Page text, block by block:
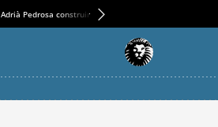
Adrià Pedrosa construirá la nueva residencia en el